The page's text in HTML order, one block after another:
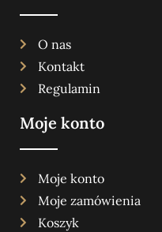
O nas
Kontakt
Regulamin
Moje konto
Moje konto
Moje zamówienia
Koszyk